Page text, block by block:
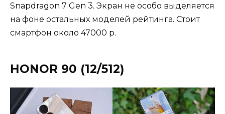
Snapdragon 7 Gen 3. Экран не особо выделяется
на фоне остальных моделей рейтинга. Стоит
смартфон около 47000 р.
HONOR 90 (12/512)